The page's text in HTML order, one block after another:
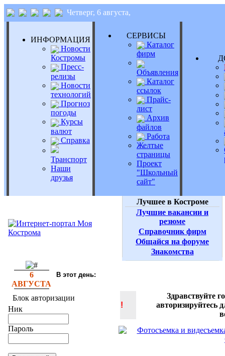
Четверг, 6 августа,
ИНФОРМАЦИЯ
Новости
Костромы
Пресс-
релизы
Новости
технологий
Прогноз
погоды
Курсы
валют
Справка
Транспорт
Наши
друзья
СЕРВИСЫ
Каталог
фирм
Объявления
Каталог
ссылок
Прайс-
лист
Архив
файлов
Работа
Желтые
страницы
Проект
"Школьный
сайт"
Лучшее в Костроме
Лучшие вакансии и
резюме
Справочник фирм
Общайся на форуме
Знакомства
6
АВГУСТА
В этот день:
Блок авторизации
Ник
Пароль
!
Здравствуйте
авторизируйтесь